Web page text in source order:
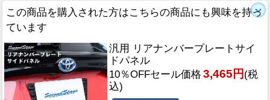
この商品を購入された方はこちらの商品にも興味を持っ
ています
汎用 リアナンバープレートサイ
ドパネル
10％OFFセール価格 3,465円 (税
込)